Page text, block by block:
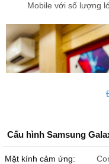
Mobile với số lượng
Mặt kính cảm ứng: